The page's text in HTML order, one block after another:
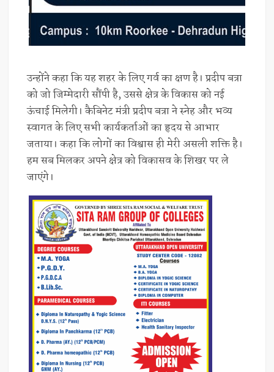
उन्होंने कहा कि यह शहर के लिए गर्व का क्षण है। प्रदीप बत्रा
को जो जिम्मेदारी सौंपी है, उससे क्षेत्र के विकास को नई
ऊंचाई मिलेगी। कैबिनेट मंत्री प्रदीप बत्रा ने स्नेह और भव्य
स्वागत के लिए सभी कार्यकर्ताओं का हृदय से आभार
जताया। कहा कि लोगों का विश्वास ही मेरी असली शक्ति है।
हम सब मिलकर अपने क्षेत्र को विकासव के शिखर पर ले
जाएंगे।